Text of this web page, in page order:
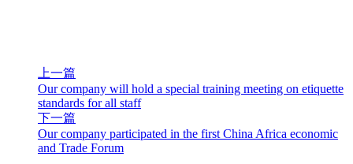
上一篇
Our company will hold a special training meeting on etiquette
standards for all staff
下一篇
Our company participated in the first China Africa economic
and Trade Forum